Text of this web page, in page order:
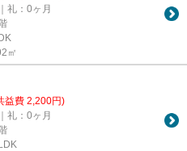
礼：0ヶ月
㎡
益費 2,200円)
礼：0ヶ月